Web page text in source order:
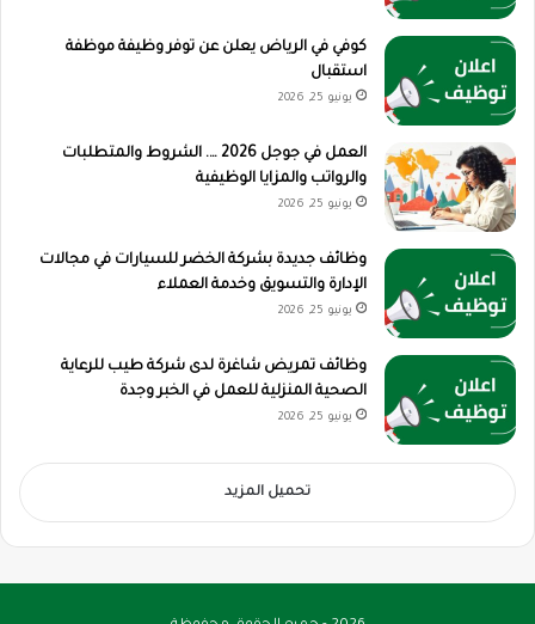
كوفي في الرياض يعلن عن توفر وظيفة موظفة
استقبال
يونيو 25, 2026
العمل في جوجل 2026 …. الشروط والمتطلبات
والرواتب والمزايا الوظيفية
يونيو 25, 2026
وظائف جديدة بشركة الخضر للسيارات في مجالات
الإدارة والتسويق وخدمة العملاء
يونيو 25, 2026
وظائف تمريض شاغرة لدى شركة طيب للرعاية
الصحية المنزلية للعمل في الخبر وجدة
يونيو 25, 2026
تحميل المزيد